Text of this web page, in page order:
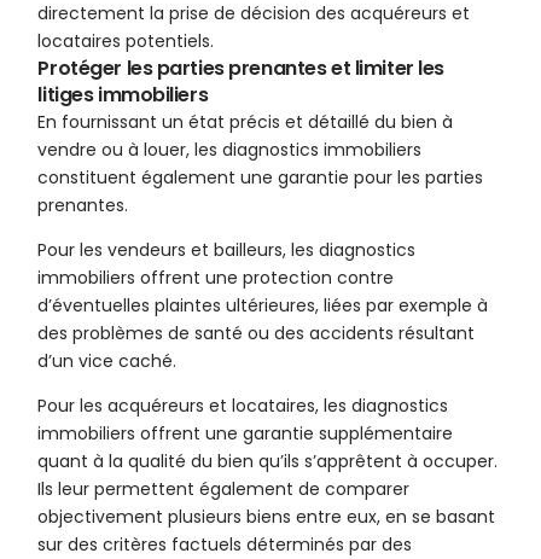
directement la prise de décision des acquéreurs et
locataires potentiels.
Protéger les parties prenantes et limiter les
litiges immobiliers
En fournissant un état précis et détaillé du bien à
vendre ou à louer, les diagnostics immobiliers
constituent également une garantie pour les parties
prenantes.
Pour les vendeurs et bailleurs, les diagnostics
immobiliers offrent une protection contre
d’éventuelles plaintes ultérieures, liées par exemple à
des problèmes de santé ou des accidents résultant
d’un vice caché.
Pour les acquéreurs et locataires, les diagnostics
immobiliers offrent une garantie supplémentaire
quant à la qualité du bien qu’ils s’apprêtent à occuper.
Ils leur permettent également de comparer
objectivement plusieurs biens entre eux, en se basant
sur des critères factuels déterminés par des